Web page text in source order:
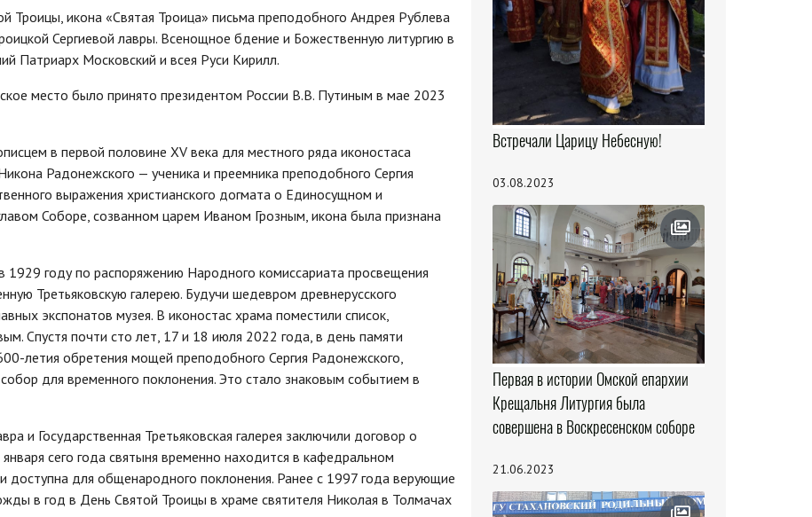
Троицы, икона «Святая Троица» письма преподобного Андрея Рублева
Сергиевой лавры. Всенощное бдение и Божественную литургию в
Патриарх Московский и всея Руси Кирилл.
место было принято президентом России В.В. Путиным в мае 2023
в первой половине XV века для местного ряда иконостаса
Радонежского — ученика и преемника преподобного Сергия
выражения христианского догмата о Единосущном и
Соборе, созванном царем Иваном Грозным, икона была признана
году по распоряжению Народного комиссариата просвещения
Третьяковскую галерею. Будучи шедевром древнерусского
экспонатов музея. В иконостас храма поместили список,
Спустя почти сто лет, 17 и 18 июля 2022 года, в день памяти
летия обретения мощей преподобного Сергия Радонежского,
для временного поклонения. Это стало знаковым событием в
и Государственная Третьяковская галерея заключили договор о
сего года святыня временно находится в кафедральном
для общенародного поклонения. Ранее с 1997 года верующие
в год в День Святой Троицы в храме святителя Николая в Толмачах
Встречали Царицу Небесную!
03.08.2023
Первая в истории Омской епархии
Крещальня Литургия была
совершена в Воскресенском соборе
21.06.2023